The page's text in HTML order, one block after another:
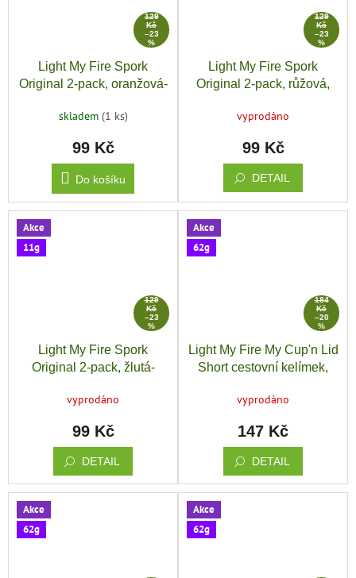
129
Kč
–23
%
Light My Fire Spork
Original 2-pack, oranžová-
skladem (1 ks)
99 Kč
Do košíku
129
Kč
–23
%
Light My Fire Spork
Original 2-pack, růžová,
vyprodáno
99 Kč
DETAIL
Akce
11g
129
Kč
–23
%
Light My Fire Spork
Original 2-pack, žlutá-
vyprodáno
99 Kč
DETAIL
Akce
62g
184
Kč
–20
%
Light My Fire My Cup'n Lid
Short cestovní kelímek,
vyprodáno
147 Kč
DETAIL
Akce
62g
Akce
62g